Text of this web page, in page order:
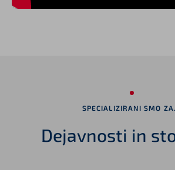
SPECIALIZIRANI SMO
Dejavnosti in